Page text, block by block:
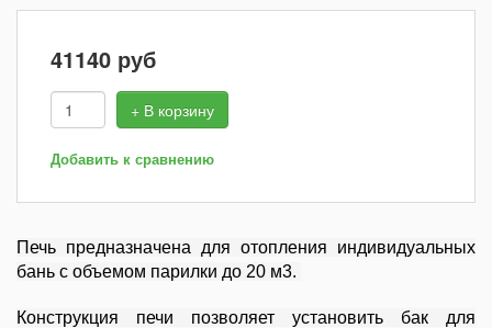
41140 руб
+ В корзину
Добавить к сравнению
Печь предназначена для отопления индивидуальных
бань с объемом парилки до 20 м3.
Конструкция печи позволяет установить бак для